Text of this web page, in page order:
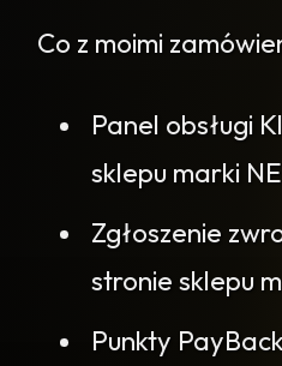
Co z moimi
Panel obsługi
sklepu marki
Zgłoszenie
stronie sklepu
Punkty